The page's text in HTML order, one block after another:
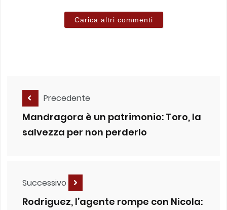
Carica altri commenti
Precedente
Mandragora è un patrimonio: Toro, la
salvezza per non perderlo
Successivo
Rodriguez, l’agente rompe con Nicola: